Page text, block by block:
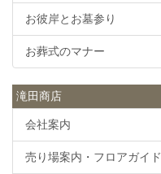
お彼岸とお墓参り
お葬式のマナー
滝田商店
会社案内
売り場案内・フロアガイド